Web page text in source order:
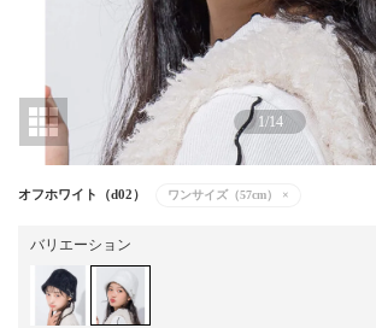
1/14
オフホワイト（d02） ワンサイズ（57cm） ×
バリエーション